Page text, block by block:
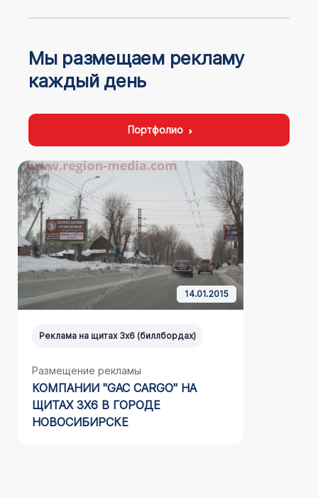
Мы размещаем рекламу
каждый день
Портфолио
14.01.2015
Реклама на щитах 3х6 (биллбордах)
Размещение рекламы
КОМПАНИИ "GAC CARGO" НА
ЩИТАХ 3Х6 В ГОРОДЕ
НОВОСИБИРСКЕ